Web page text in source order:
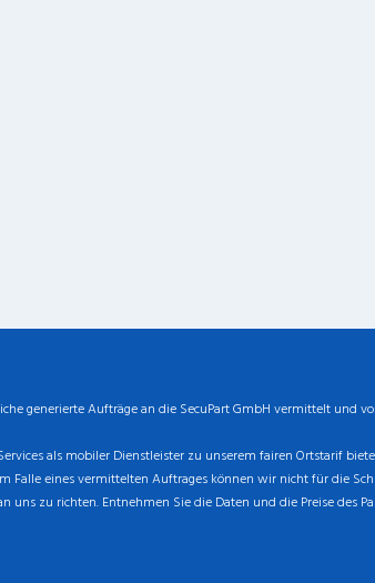
generierte Aufträge an die SecuPart GmbH vermittelt und
als mobiler Dienstleister zu unserem fairen Ortstarif
eines vermittelten Auftrages können wir nicht für die
zu richten. Entnehmen Sie die Daten und die Preise des